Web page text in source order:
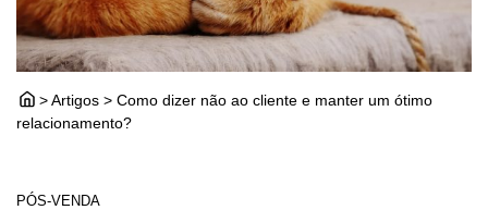
> Artigos > Como dizer não ao cliente e manter um ótimo
relacionamento?
PÓS-VENDA